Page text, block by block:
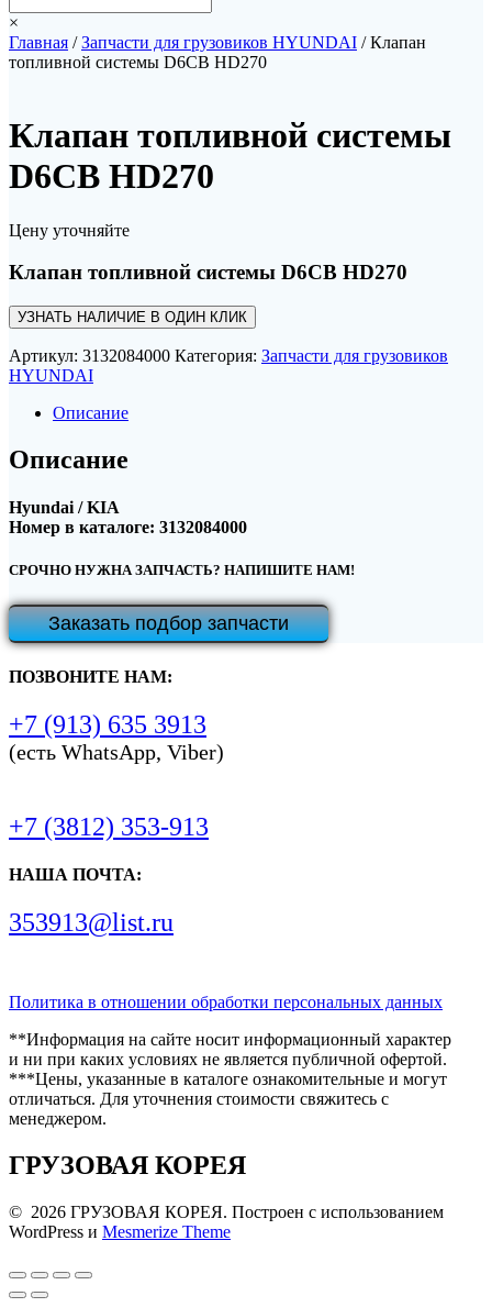
×
Главная /Запчасти для грузовиков HYUNDAI / Клапан
топливной системы D6CB HD270
Клапан топливной системы
D6CB HD270
Цену уточняйте
Клапан топливной системы D6CB HD270
УЗНАТЬ НАЛИЧИЕ В ОДИН КЛИК
Артикул: 3132084000 Категория: Запчасти для грузовиков
HYUNDAI
Описание
Описание
Hyundai / KIA
Номер в каталоге: 3132084000
СРОЧНО НУЖНА ЗАПЧАСТЬ? НАПИШИТЕ НАМ!
Заказать подбор запчасти
ПОЗВОНИТЕ НАМ:
+7 (913) 635 3913
(есть WhatsApp, Viber)
+7 (3812) 353-913
НАША ПОЧТА:
353913@list.ru
Политика в отношении обработки персональных данных
**Информация на сайте носит информационный характер
и ни при каких условиях не является публичной офертой.
***Цены, указанные в каталоге ознакомительные и могут
отличаться. Для уточнения стоимости свяжитесь с
менеджером.
ГРУЗОВАЯ КОРЕЯ
© 2026 ГРУЗОВАЯ КОРЕЯ. Построен с использованием
WordPress и Mesmerize Theme